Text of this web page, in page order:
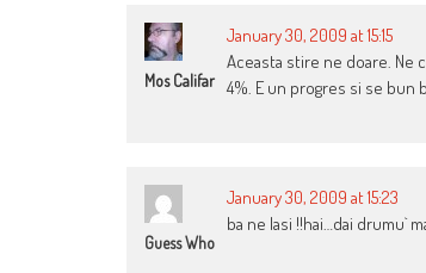
Mos Califar
January 30, 2009 at 15:15
Aceasta stire ne doare. Ne
4%. E un progres si se
Guess Who
January 30, 2009 at 15:23
ba ne lasi !!hai…dai drumu`